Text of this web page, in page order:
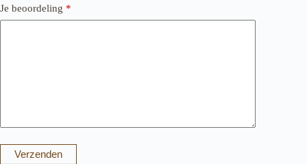
Je beoordeling *
Verzenden